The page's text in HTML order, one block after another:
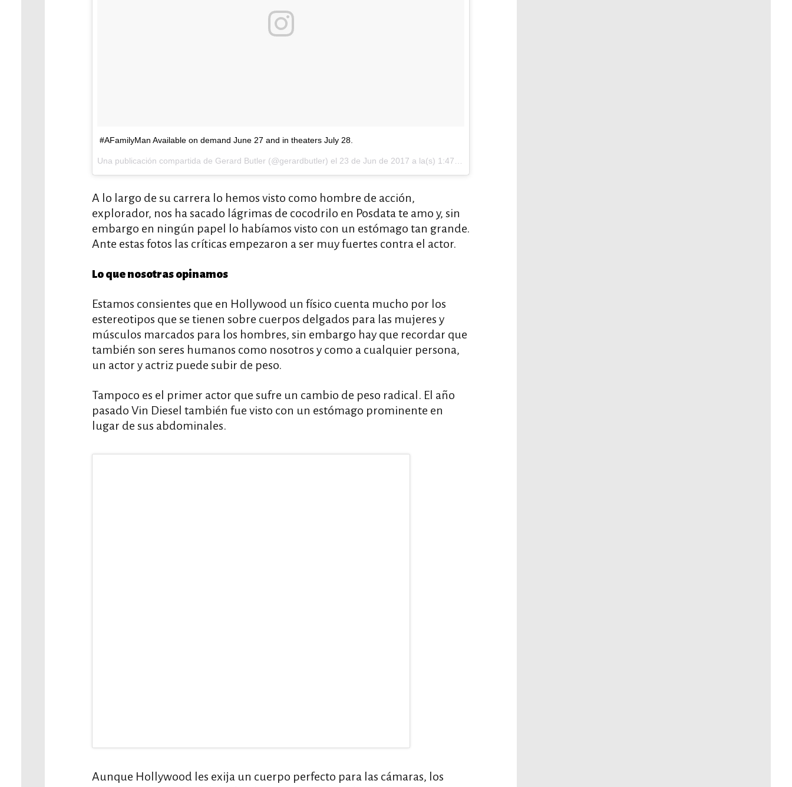
#AFamilyMan Available on demand June 27 and in theaters July 28.
Una publicación compartida de Gerard Butler (@gerardbutler) el 23 de Jun de 2017 a la(s) 1:47 PDT
A lo largo de su carrera lo hemos visto como hombre de acción,
explorador, nos ha sacado lágrimas de cocodrilo en Posdata te amo y, sin
embargo en ningún papel lo habíamos visto con un estómago tan grande.
Ante estas fotos las críticas empezaron a ser muy fuertes contra el actor.
Lo que nosotras opinamos
Estamos consientes que en Hollywood un físico cuenta mucho por los
estereotipos que se tienen sobre cuerpos delgados para las mujeres y
músculos marcados para los hombres, sin embargo hay que recordar que
también son seres humanos como nosotros y como a cualquier persona,
un actor y actriz puede subir de peso.
Tampoco es el primer actor que sufre un cambio de peso radical. El año
pasado Vin Diesel también fue visto con un estómago prominente en
lugar de sus abdominales.
Aunque Hollywood les exija un cuerpo perfecto para las cámaras, los